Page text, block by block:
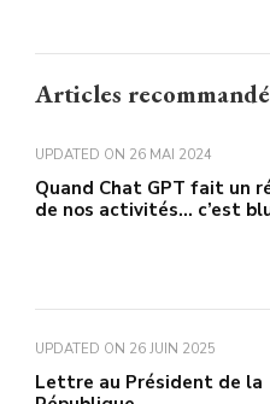
Articles
UPDATED ON 26 MAI 2024
Quand Chat GPT fait un
de nos activités… c’est
UPDATED ON 26 JUIN 2025
Lettre au Président de la